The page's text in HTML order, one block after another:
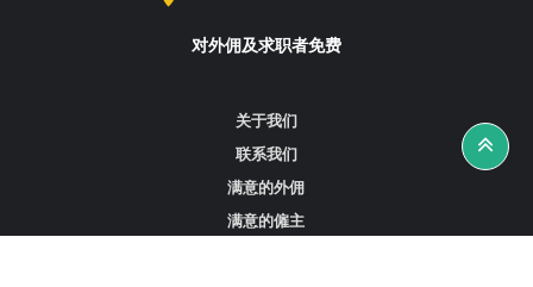
对外佣及求职者免费
关于我们
联系我们
满意的外佣
满意的僱主